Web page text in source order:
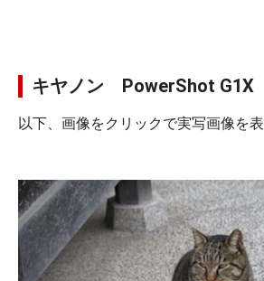
キヤノン PowerShot
以下、画像をクリックで実写画像を